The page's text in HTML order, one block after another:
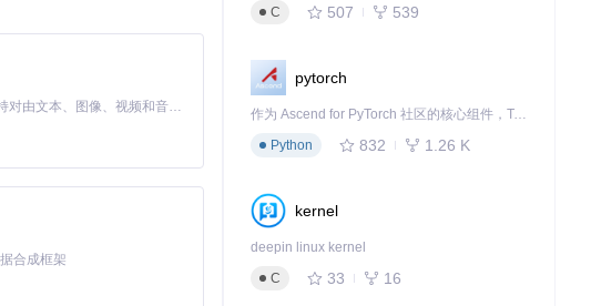
信息的映射与优化
MiniMax H3 是一个通用的全模态生成系统。它支持对由文本、图像、视频和音频组成的多模态上下文进行统一理解，并能生成分辨率高达 2K、时长可达 15 秒的带原生立体声音频的视频。得益于面向任务泛化的系统设计，H3 在预训练阶段就已具备广泛的多模态上下文理解与生成能力，能够出色地执行复杂的多模态指令。
合成框架
C
507 539
pytorch
作为 Ascend for PyTorch 社区的核心组件，TorchNPU 是昇腾专为 PyTorch 打造的深度学习适配插件，使 PyTorch 框架能够直接调用昇腾 NPU，为开发者提供昇腾 AI 处理器的超强算力。
Python
832 1.26 K
kernel
deepin linux kernel
C
33 16